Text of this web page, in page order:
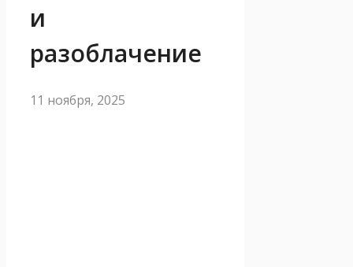
и
разоблачение
11 ноября, 2025